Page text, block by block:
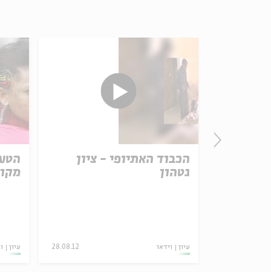
עיון
הכבוד האתיופי - ציון
גטהון
עיון וידאו 28.08.12